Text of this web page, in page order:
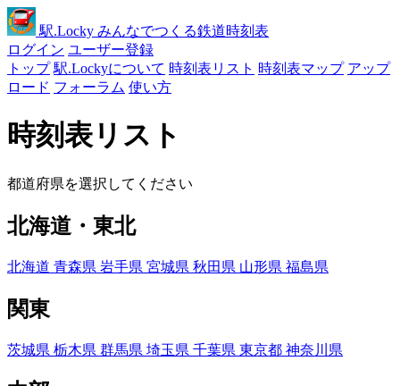
駅.Locky みんなでつくる鉄道時刻表
ログイン ユーザー登録
トップ 駅.Lockyについて 時刻表リスト 時刻表マップ アップ
ロード フォーラム 使い方
時刻表リスト
都道府県を選択してください
北海道・東北
北海道 青森県 岩手県 宮城県 秋田県 山形県 福島県
関東
茨城県 栃木県 群馬県 埼玉県 千葉県 東京都 神奈川県